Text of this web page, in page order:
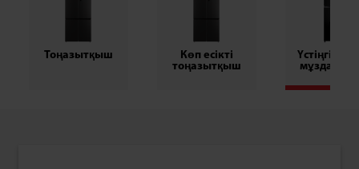
Тоңазытқыш
Көп есікті
тоңазытқыш
Үстіңгі